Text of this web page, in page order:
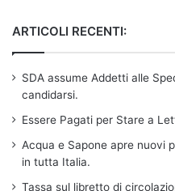
ARTICOLI RECENTI:
SDA assume Addetti alle
candidarsi.
Essere Pagati per Stare a
Acqua e Sapone apre nuovi
in tutta Italia.
Tassa sul libretto di